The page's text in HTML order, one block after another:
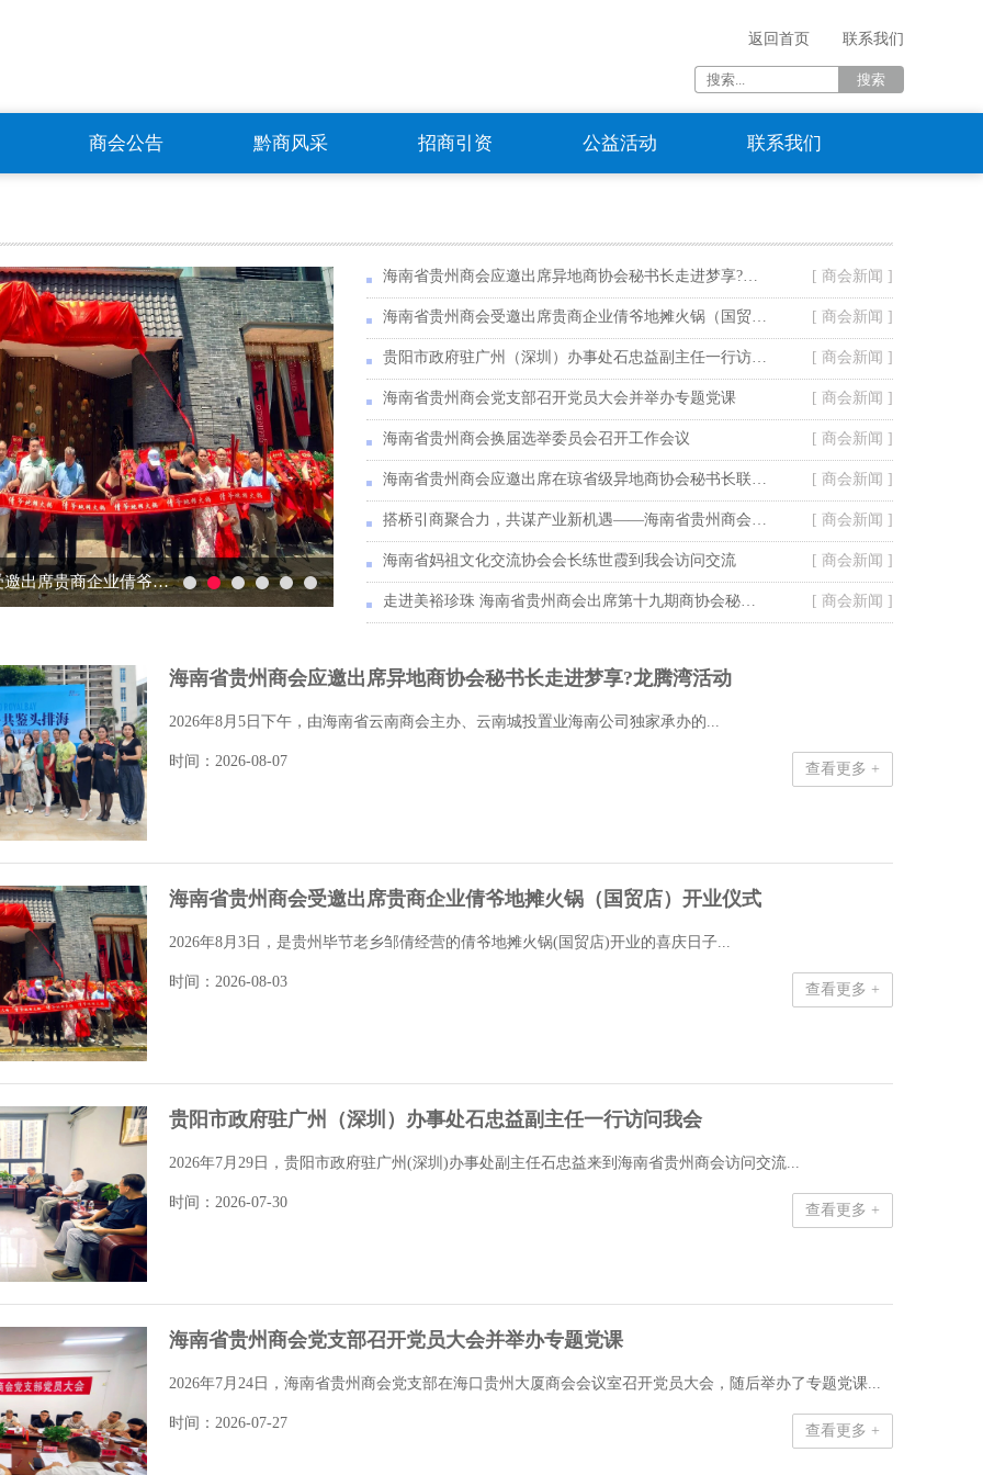
联系我们
返回首页
商会公告 黔商风采 招商引资 公益活动 联系我们
贵阳市政府驻广州（深圳）办事处石忠益副主任一行访问我会
海南省贵州商会应邀出席异地商协会秘书长走进梦享?龙腾湾活动 [ 商会新闻 ]
海南省贵州商会受邀出席贵商企业倩爷地摊火锅（国贸店）开业仪式 [ 商会新闻 ]
贵阳市政府驻广州（深圳）办事处石忠益副主任一行访问我会 [ 商会新闻 ]
海南省贵州商会党支部召开党员大会并举办专题党课 [ 商会新闻 ]
海南省贵州商会换届选举委员会召开工作会议 [ 商会新闻 ]
海南省贵州商会应邀出席在琼省级异地商协会秘书长联谊暨走进山高教育集团活动 [ 商会新闻 ]
搭桥引商聚合力，共谋产业新机遇——海南省贵州商会走访定安塔岭工业园区 [ 商会新闻 ]
海南省妈祖文化交流协会会长练世霞到我会访问交流 [ 商会新闻 ]
走进美裕珍珠 海南省贵州商会出席第十九期商协会秘书长联谊活动 [ 商会新闻 ]
海南省贵州商会应邀出席异地商协会秘书长走进梦享?龙腾湾活动
2026年8月5日下午，由海南省云南商会主办、云南城投置业海南公司独家承办的...
时间：2026-08-07 查看更多 +
海南省贵州商会受邀出席贵商企业倩爷地摊火锅（国贸店）开业仪式
2026年8月3日，是贵州毕节老乡邹倩经营的倩爷地摊火锅(国贸店)开业的喜庆日子...
时间：2026-08-03 查看更多 +
贵阳市政府驻广州（深圳）办事处石忠益副主任一行访问我会
2026年7月29日，贵阳市政府驻广州(深圳)办事处副主任石忠益来到海南省贵州商会访问交流...
时间：2026-07-30 查看更多 +
海南省贵州商会党支部召开党员大会并举办专题党课
2026年7月24日，海南省贵州商会党支部在海口贵州大厦商会会议室召开党员大会，随后举办了专题党课...
时间：2026-07-27 查看更多 +